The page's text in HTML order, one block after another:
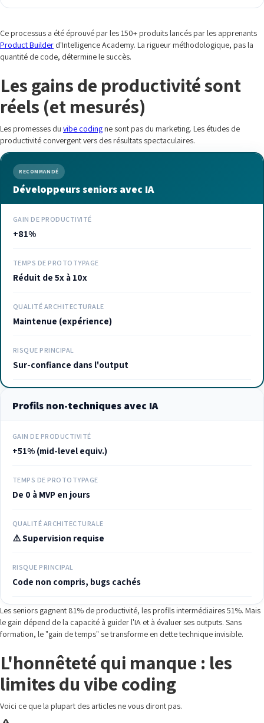
Ce processus a été éprouvé par les 150+ produits lancés par les apprenants
Product Builder d'Intelligence Academy. La rigueur méthodologique, pas la
quantité de code, détermine le succès.
Les gains de productivité sont
réels (et mesurés)
Les promesses du vibe coding ne sont pas du marketing. Les études de
productivité convergent vers des résultats spectaculaires.
RECOMMANDÉ
Développeurs seniors avec IA
GAIN DE PRODUCTIVITÉ
+81%
TEMPS DE PROTOTYPAGE
Réduit de 5x à 10x
QUALITÉ ARCHITECTURALE
Maintenue (expérience)
RISQUE PRINCIPAL
Sur-confiance dans l'output
Profils non-techniques avec IA
GAIN DE PRODUCTIVITÉ
+51% (mid-level equiv.)
TEMPS DE PROTOTYPAGE
De 0 à MVP en jours
QUALITÉ ARCHITECTURALE
⚠️ Supervision requise
RISQUE PRINCIPAL
Code non compris, bugs cachés
Les seniors gagnent 81% de productivité, les profils intermédiaires 51%. Mais
le gain dépend de la capacité à guider l'IA et à évaluer ses outputs. Sans
formation, le "gain de temps" se transforme en dette technique invisible.
L'honnêteté qui manque : les
limites du vibe coding
Voici ce que la plupart des articles ne vous diront pas.